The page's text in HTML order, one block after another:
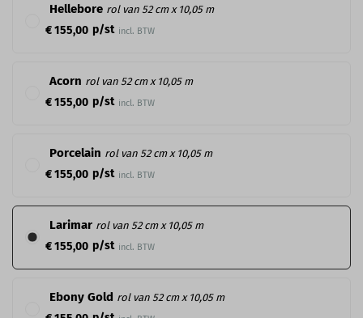
Hellebore rol van 52 cm x 10,05 m
€ 155,00 p/st incl. BTW
Acorn rol van 52 cm x 10,05 m
€ 155,00 p/st incl. BTW
Porcelain rol van 52 cm x 10,05 m
€ 155,00 p/st incl. BTW
Larimar rol van 52 cm x 10,05 m
€ 155,00 p/st incl. BTW
Ebony Gold rol van 52 cm x 10,05 m